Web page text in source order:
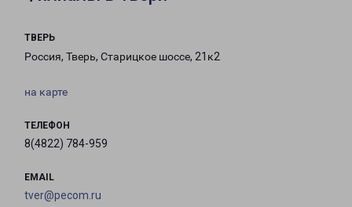
ТВЕРЬ
Россия, Тверь, Старицкое шоссе, 21к2
на карте
ТЕЛЕФОН
8(4822) 784-959
EMAIL
tver@pecom.ru